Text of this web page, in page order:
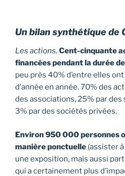
Un bilan synthétique de
Les actions. Cent-cinquante
financées pendant la durée
peu près 40% d’entre elles
d’année en année. 70% des
des associations, 25% par
3% par des sociétés privées.
Environ 950 000 personnes
manière ponctuelle (assister
une exposition, mais aussi
qui a certainement plus